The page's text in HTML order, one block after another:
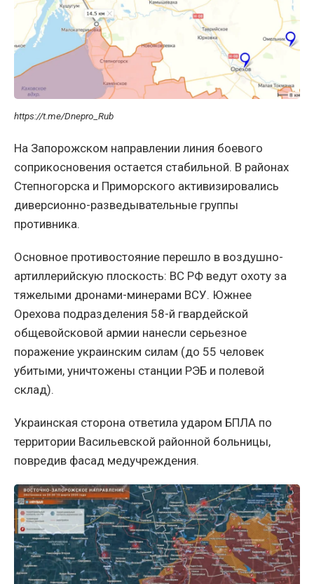
https://t.me/Dnepro_Rub
На Запорожском направлении линия боевого
соприкосновения остается стабильной. В районах
Степногорска и Приморского активизировались
диверсионно-разведывательные группы
противника.
Основное противостояние перешло в воздушно-
артиллерийскую плоскость: ВС РФ ведут охоту за
тяжелыми дронами-минерами ВСУ. Южнее
Орехова подразделения 58-й гвардейской
общевойсковой армии нанесли серьезное
поражение украинским силам (до 55 человек
убитыми, уничтожены станции РЭБ и полевой
склад).
Украинская сторона ответила ударом БПЛА по
территории Васильевской районной больницы,
повредив фасад медучреждения.